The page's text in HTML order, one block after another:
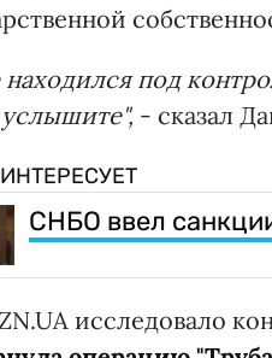
находился под
- сказал
СНБО ввел
исследовало